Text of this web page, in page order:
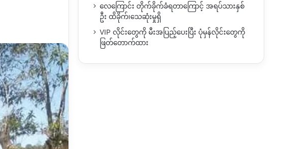
လေကြောင်း တိုက်ခိုက်ခံရတာကြောင့် အရပ်သားနှစ်
ဦး ထိခိုက်၊သေဆုံးမှုရှိ
VIP လိုင်းတွေကို မီးအပြည့်ပေးပြီး ပုံမှန်လိုင်းတွေကို
ဖြတ်တောက်ထား